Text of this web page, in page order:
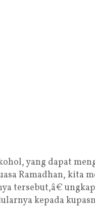
yang dapat
Ramadhan, kita
tersebut,â€
kepada